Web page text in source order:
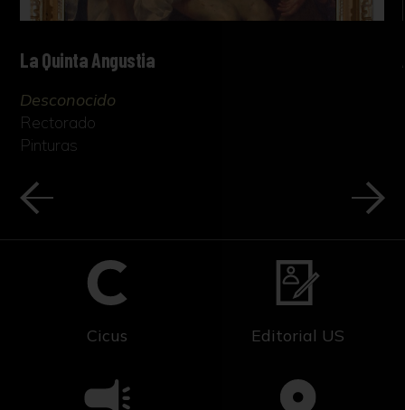
La Quinta Angustia
Desconocido
Rectorado
Pinturas
Cicus Editorial US